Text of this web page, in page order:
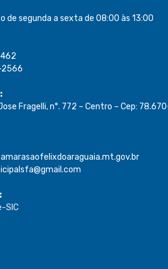
de segunda a sexta de 08:00 às 13:00
Fragelli, n°. 772 – Centro – Cep:
SIC